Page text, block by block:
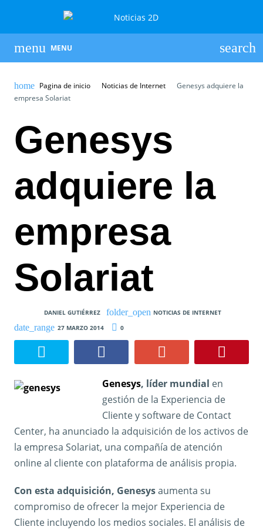
MENU
Pagina de inicio Noticias de Internet
Genesys adquiere la
empresa Solariat
Genesys
adquiere la
empresa
Solariat
DANIEL GUTIÉRREZ
NOTICIAS DE INTERNET
27 MARZO 2014
0
Genesys, líder mundial en
gestión de la Experiencia de
Cliente y software de Contact
Center, ha anunciado la adquisición de los activos de
la empresa Solariat, una compañía de atención
online al cliente con plataforma de análisis propia.
Con esta adquisición, Genesysaumenta su
compromiso de ofrecer la mejor Experiencia de
Cliente incluyendo los medios sociales. El análisis de